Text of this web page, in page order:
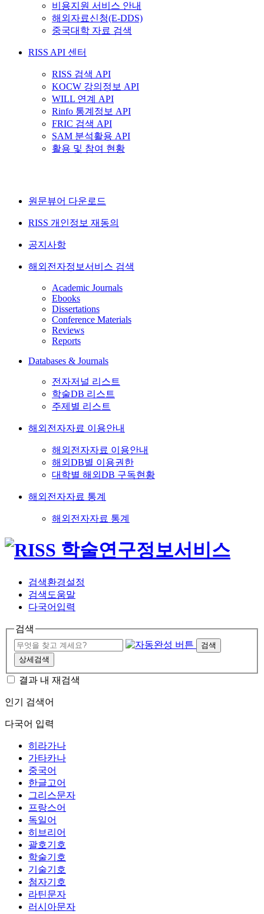
비용지원 서비스 안내
해외자료신청(E-DDS)
중국대학 자료 검색
RISS API 센터
RISS 검색 API
KOCW 강의정보 API
WILL 연계 API
Rinfo 통계정보 API
FRIC 검색 API
SAM 분석활용 API
활용 및 참여 현황
원문뷰어 다운로드
RISS 개인정보 재동의
공지사항
해외전자정보서비스 검색
Academic Journals
Ebooks
Dissertations
Conference Materials
Reviews
Reports
Databases & Journals
전자저널 리스트
학술DB 리스트
주제별 리스트
해외전자자료 이용안내
해외전자자료 이용안내
해외DB별 이용권한
대학별 해외DB 구독현황
해외전자자료 통계
해외전자자료 통계
검색환경설정
검색도움말
다국어입력
검색
검색
상세검색
결과 내 재검색
인기 검색어
다국어 입력
히라가나
가타카나
중국어
한글고어
그리스문자
프랑스어
독일어
히브리어
괄호기호
학술기호
기술기호
첨자기호
라틴문자
러시아문자